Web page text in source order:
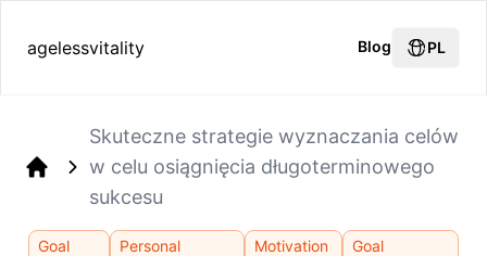
agelessvitality Blog PL
Skuteczne strategie wyznaczania celów
w celu osiągnięcia długoterminowego
sukcesu
Goal
Personal
Motivation
Goal